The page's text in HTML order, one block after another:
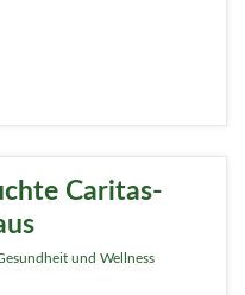
Caritas-
und Wellness